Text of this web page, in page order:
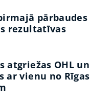
pārbaudes
rezultatīvas
atgriežas OHL un
ar vienu no Rīgas